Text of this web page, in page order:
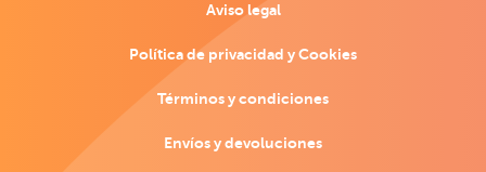
Aviso legal
Política de privacidad y Cookies
Términos y condiciones
Envíos y devoluciones